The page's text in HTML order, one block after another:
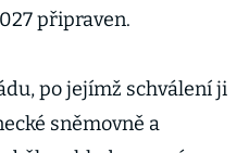
připraven.
po jejímž schválení ji
sněmovně a